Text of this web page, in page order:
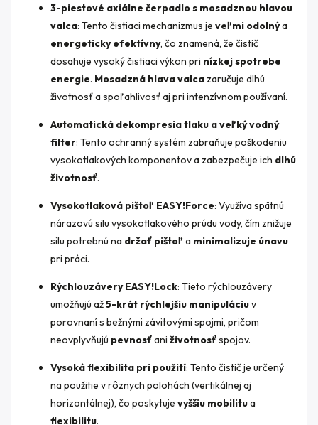
3-piestové axiálne čerpadlo s mosadznou hlavou
valca: Tento čistiaci mechanizmus je veľmi odolnýa
energeticky efektívny, čo znamená, že čistič
dosahuje vysoký čistiaci výkon pri nízkej spotrebe
energie. Mosadzná hlava valca zaručuje dlhú
životnosť a spoľahlivosť aj pri intenzívnom používaní.
Automatická dekompresia tlaku a veľký vodný
filter: Tento ochranný systém zabraňuje poškodeniu
vysokotlakových komponentov a zabezpečuje ich dlhú
životnosť.
Vysokotlaková pištoľ EASY!Force: Využíva spätnú
nárazovú silu vysokotlakového prúdu vody, čím znižuje
silu potrebnú na držať pištoľ a minimalizuje únavu
pri práci.
Rýchlouzávery EASY!Lock: Tieto rýchlouzávery
umožňujú až5-krát rýchlejšiu manipuláciuv
porovnaní s bežnými závitovými spojmi, pričom
neovplyvňujú pevnosťani životnosťspojov.
Vysoká flexibilita pri použití: Tento čistič je určený
na použitie v rôznych polohách (vertikálnej aj
horizontálnej), čo poskytuje vyššiu mobilitua
flexibilitu.